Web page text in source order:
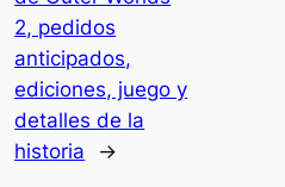
2, pedidos
anticipados,
ediciones, juego y
detalles de la
historia
→